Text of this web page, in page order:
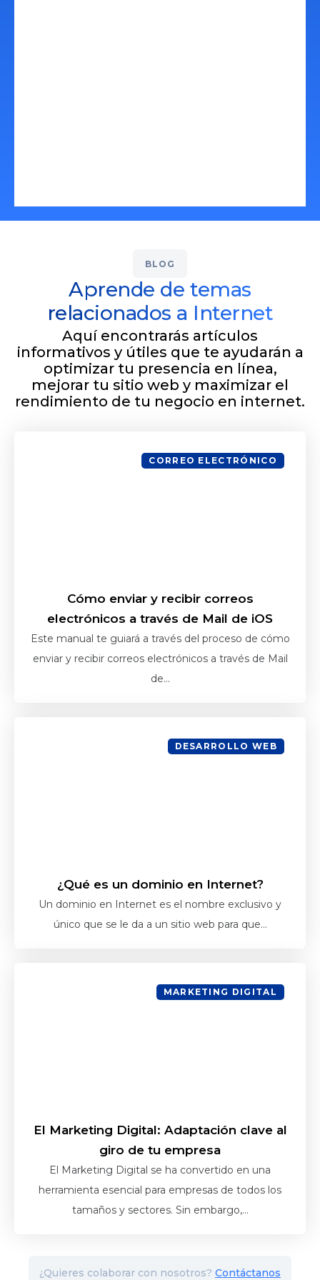
BLOG
Aprende de temas
relacionados a Internet
Aquí encontrarás artículos
informativos y útiles que te ayudarán a
optimizar tu presencia en línea,
mejorar tu sitio web y maximizar el
rendimiento de tu negocio en internet.
CORREO ELECTRÓNICO
Cómo enviar y recibir correos
electrónicos a través de Mail de iOS
Este manual te guiará a través del proceso de cómo
enviar y recibir correos electrónicos a través de Mail
de...
DESARROLLO WEB
¿Qué es un dominio en Internet?
Un dominio en Internet es el nombre exclusivo y
único que se le da a un sitio web para que...
MARKETING DIGITAL
El Marketing Digital: Adaptación clave al
giro de tu empresa
El Marketing Digital se ha convertido en una
herramienta esencial para empresas de todos los
tamaños y sectores. Sin embargo,...
¿Quieres colaborar con nosotros? Contáctanos